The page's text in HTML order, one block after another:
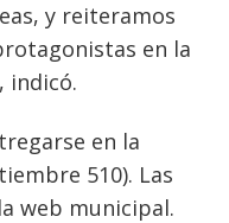
y reiteramos
en la
indicó.
en la
510). Las
web municipal.